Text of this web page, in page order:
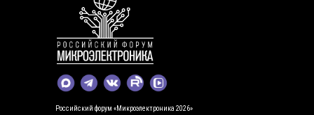
Российский форум «Микроэлектроника 2026»